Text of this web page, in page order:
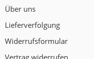
Über uns
Lieferverfolgung
Widerrufsformular
Vertrag widerrufen